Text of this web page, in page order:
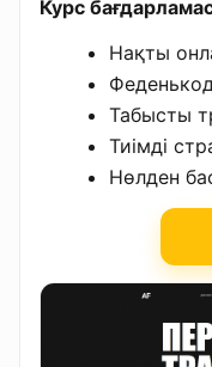
Курс
Нақты
Табысты
Тиімді
Нөлден